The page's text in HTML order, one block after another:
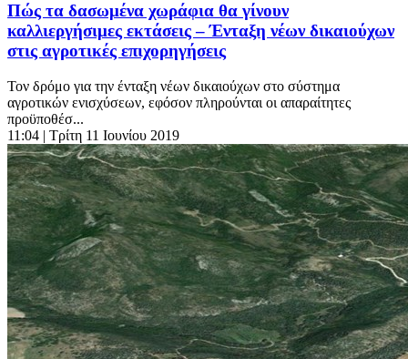
Πώς τα δασωμένα χωράφια θα γίνουν
καλλιεργήσιμες εκτάσεις – Ένταξη νέων δικαιούχων
στις αγροτικές επιχορηγήσεις
Τον δρόμο για την ένταξη νέων δικαιούχων στο σύστημα
αγροτικών ενισχύσεων, εφόσον πληρούνται οι απαραίτητες
προϋποθέσ...
11:04 | Τρίτη 11 Ιουνίου 2019